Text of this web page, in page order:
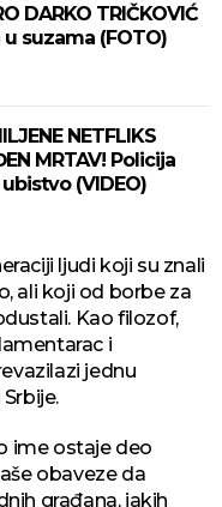
DARKO TRIČKOVIĆ
suzama (FOTO)
NETFLIKS
MRTAV! Policija
(VIDEO)
ljudi koji su znali
ali koji od borbe za
Kao filozof,
i
jednu
ime ostaje deo
obaveze da
građana, jakih